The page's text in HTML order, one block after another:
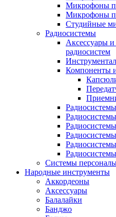
Микрофоны
Микрофоны
Студийные
Радиосистемы
Аксессуары
радиосистем
Компоненты
Системы
Народные инструменты
Аккордеоны
Аксессуары
Балалайки
Банджо